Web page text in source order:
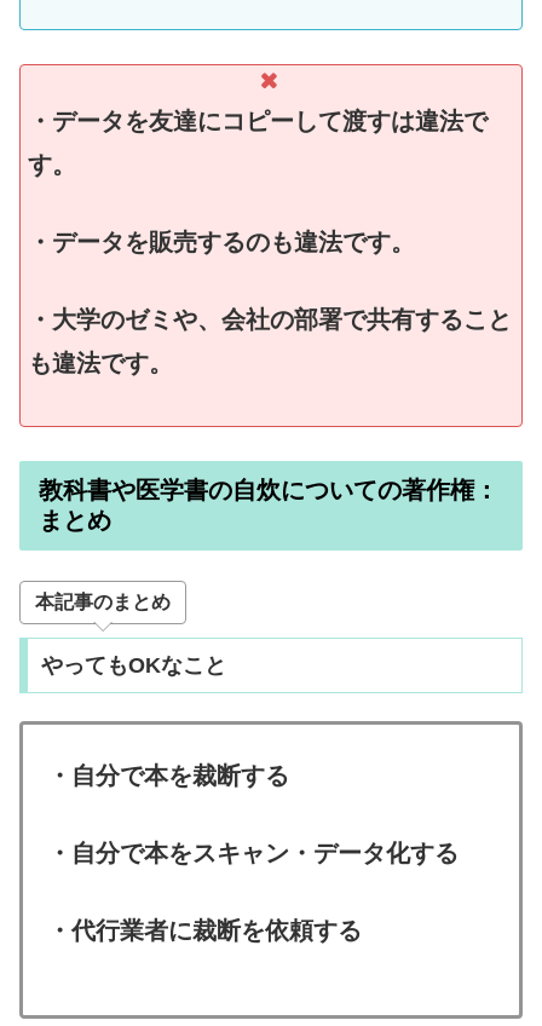
・データを友達にコピーして渡すは違法で
す。
・データを販売するのも違法です。
・大学のゼミや、会社の部署で共有すること
も違法です。
教科書や医学書の自炊についての著作権：
まとめ
本記事のまとめ
やってもOKなこと
・自分で本を裁断する
・自分で本をスキャン・データ化する
・代行業者に裁断を依頼する